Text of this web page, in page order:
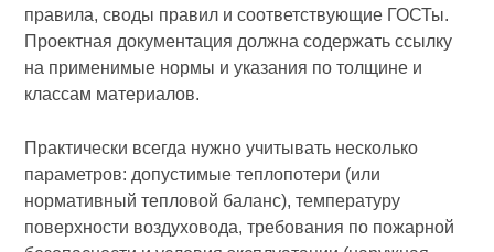
правила, своды правил и соответствующие ГОСТы.
Проектная документация должна содержать ссылку
на применимые нормы и указания по толщине и
классам материалов.
Практически всегда нужно учитывать несколько
параметров: допустимые теплопотери (или
нормативный тепловой баланс), температуру
поверхности воздуховода, требования по пожарной